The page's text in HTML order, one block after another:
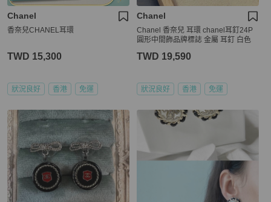
Chanel
香奈兒CHANEL耳環
TWD 15,300
狀況良好 香港 免運
Chanel
Chanel 香奈兒 耳環 chanel耳釘24P
圓形中間飾品牌標誌 金屬 耳釘 白色
TWD 19,590
狀況良好 香港 免運